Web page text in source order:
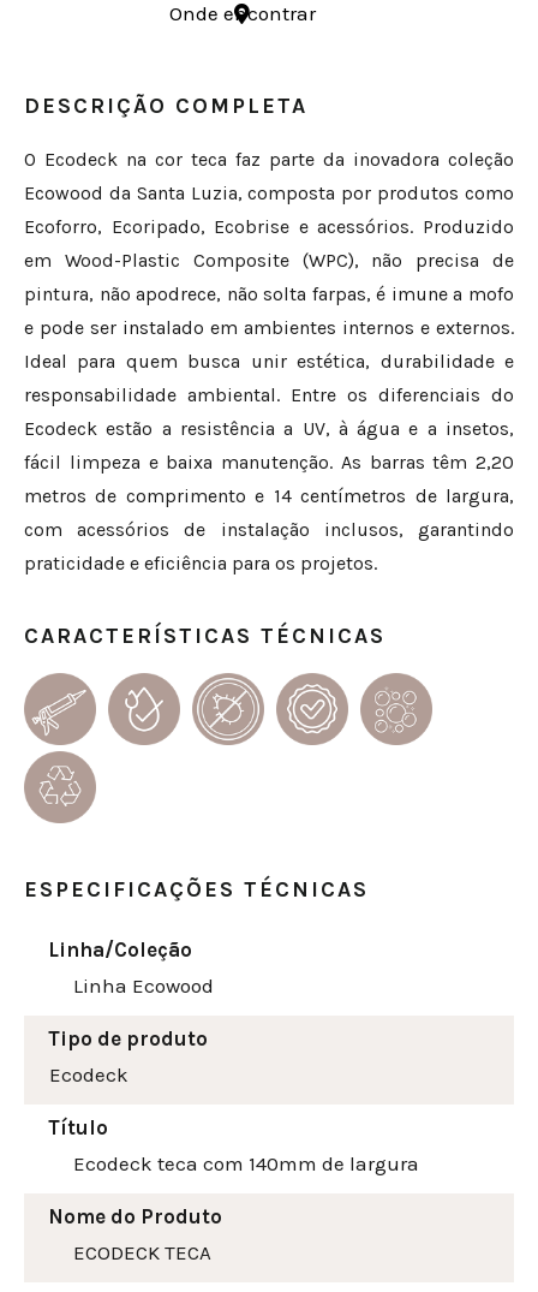
Onde encontrar
DESCRIÇÃO COMPLETA
O Ecodeck na cor teca faz parte da inovadora coleção
Ecowood da Santa Luzia, composta por produtos como
Ecoforro, Ecoripado, Ecobrise e acessórios. Produzido
em Wood-Plastic Composite (WPC), não precisa de
pintura, não apodrece, não solta farpas, é imune a mofo
e pode ser instalado em ambientes internos e externos.
Ideal para quem busca unir estética, durabilidade e
responsabilidade ambiental. Entre os diferenciais do
Ecodeck estão a resistência a UV, à água e a insetos,
fácil limpeza e baixa manutenção. As barras têm 2,20
metros de comprimento e 14 centímetros de largura,
com acessórios de instalação inclusos, garantindo
praticidade e eficiência para os projetos.
CARACTERÍSTICAS TÉCNICAS
ESPECIFICAÇÕES TÉCNICAS
Linha/Coleção
Linha Ecowood
Tipo de produto
Ecodeck
Título
Ecodeck teca com 140mm de largura
Nome do Produto
ECODECK TECA